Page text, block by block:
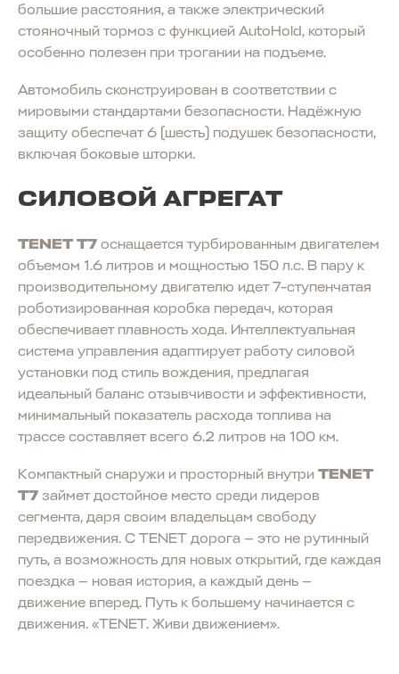
большие расстояния, а также электрический
стояночный тормоз с функцией AutoHold, который
особенно полезен при трогании на подъеме.
Автомобиль сконструирован в соответствии с
мировыми стандартами безопасности. Надёжную
защиту обеспечат 6 (шесть) подушек безопасности,
включая боковые шторки.
СИЛОВОЙ АГРЕГАТ
TENET T7 оснащается турбированным двигателем
объемом 1.6 литров и мощностью 150 л.с. В пару к
производительному двигателю идет 7-ступенчатая
роботизированная коробка передач, которая
обеспечивает плавность хода. Интеллектуальная
система управления адаптирует работу силовой
установки под стиль вождения, предлагая
идеальный баланс отзывчивости и эффективности,
минимальный показатель расхода топлива на
трассе составляет всего 6.2 литров на 100 км.
Компактный снаружи и просторный внутри TENET
T7 займет достойное место среди лидеров
сегмента, даря своим владельцам свободу
передвижения. С TENET дорога — это не рутинный
путь, а возможность для новых открытий, где каждая
поездка — новая история, а каждый день —
движение вперед. Путь к большему начинается с
движения. «TENET. Живи движением».